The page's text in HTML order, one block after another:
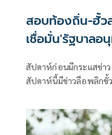
สอบท้องถิ่น-ฮั้ว
เชื่อมั่น'รัฐบาลอ
สัปดาห์ก่อนมีกระแสข่า
สัปดาห์นี้มีข่าวลือพลิกขั้